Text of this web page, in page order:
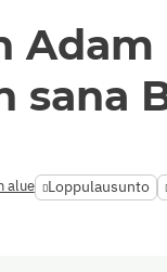
sana
alue Loppulausunto